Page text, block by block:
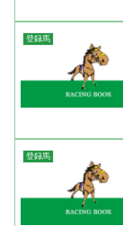
登録馬
登録馬